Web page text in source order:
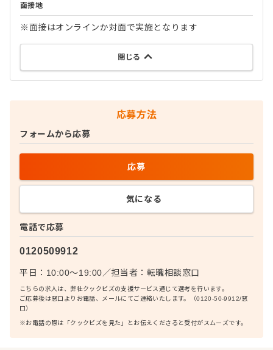
面接地
※面接はオンラインか対面で実施となります
閉じる
応募方法
電話で応募
0120509912
平日：10:00〜19:00／担当者： 転職相談窓口
こちらの求人は、弊社クックビズの支援サービス通じて選考を行います。
ご応募後は窓口よりお電話、メールにてご連絡いたします。（0120-50-9912/窓
口）
※お電話の際は「クックビズを見た」とお伝えくださると受付がスムーズです。
フォームから応募
応募
気になる